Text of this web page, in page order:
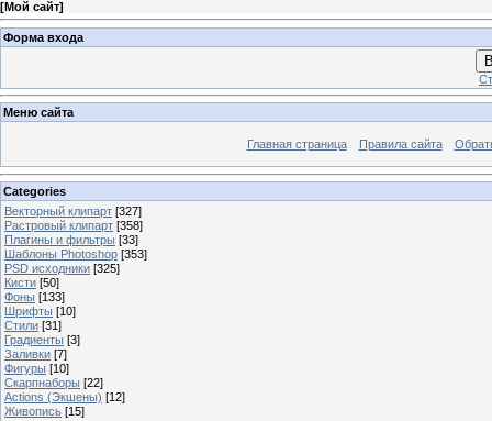
[Мой сайт]
Форма входа
Меню сайта
Главная страница Правила сайта
Categories
Векторный клипарт [327]
Растровый клипарт [358]
Плагины и фильтры [33]
Шаблоны Photoshop [353]
PSD исходники [325]
Кисти [50]
Фоны [133]
Шрифты [10]
Стили [31]
Градиенты [3]
Заливки [7]
Фигуры [10]
Скарпнаборы [22]
Actions (Экшены) [12]
Живопись [15]